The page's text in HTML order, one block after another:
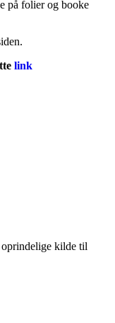
på folier og booke
link
kilde til